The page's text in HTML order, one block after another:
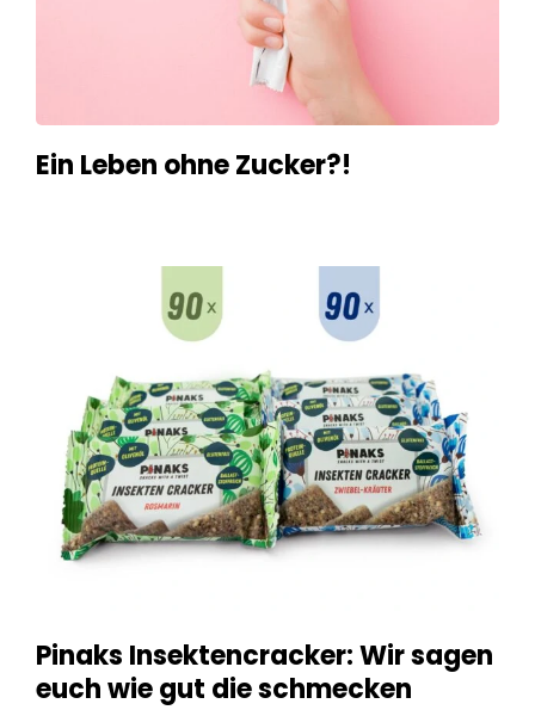
Ein Leben ohne Zucker?!
Pinaks Insektencracker: Wir sagen
euch wie gut die schmecken